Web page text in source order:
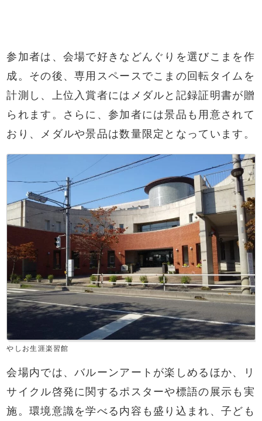
参加者は、会場で好きなどんぐりを選びこまを作
成。その後、専用スペースでこまの回転タイムを
計測し、上位入賞者にはメダルと記録証明書が贈
られます。さらに、参加者には景品も用意されて
おり、メダルや景品は数量限定となっています。
やしお生涯楽習館
会場内では、バルーンアートが楽しめるほか、リ
サイクル啓発に関するポスターや標語の展示も実
施。環境意識を学べる内容も盛り込まれ、子ども